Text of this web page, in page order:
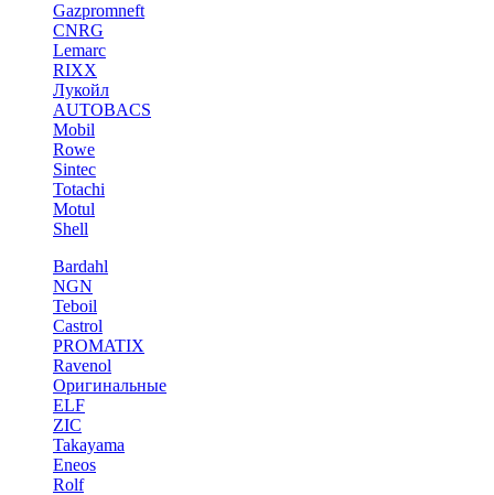
Gazpromneft
CNRG
Lemarc
RIXX
Лукойл
AUTOBACS
Mobil
Rowe
Sintec
Totachi
Motul
Shell
Bardahl
NGN
Teboil
Castrol
PROMATIX
Ravenol
Оригинальные
ELF
ZIC
Takayama
Eneos
Rolf